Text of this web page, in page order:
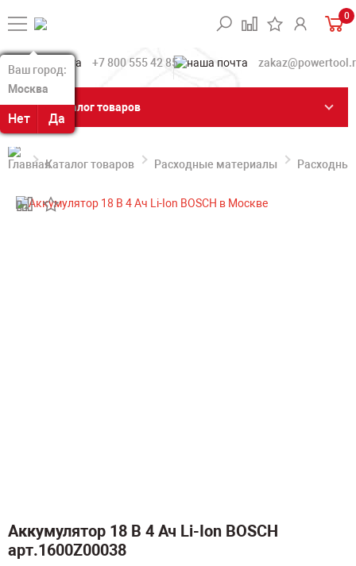
Ваш город:
Москва
Нет Да
Ваш город:
Москва
Нет Да
0
+7 800 555 42 85
Каталог товаров
Каталог товаров Расходные материалы
Аккумулятор 18 В 4 Ач Li-Ion BOSCH
арт.1600Z00038